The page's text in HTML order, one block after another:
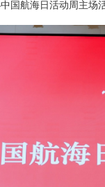
国航海日活动周主场